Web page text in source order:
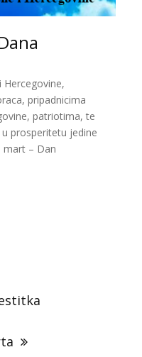
Hercegovine,
pripadnicima
patriotima, te
prosperitetu jedine
mart – Dan